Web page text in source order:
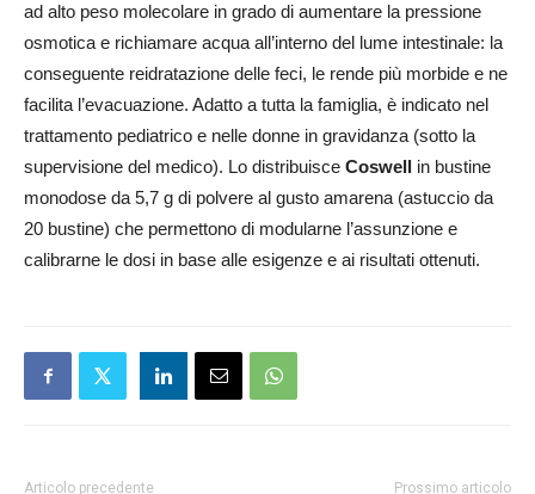
ad alto peso molecolare in grado di aumentare la pressione
osmotica e richiamare acqua all’interno del lume intestinale: la
conseguente reidratazione delle feci, le rende più morbide e ne
facilita l’evacuazione. Adatto a tutta la famiglia, è indicato nel
trattamento pediatrico e nelle donne in gravidanza (sotto la
supervisione del medico). Lo distribuisce Coswell in bustine
monodose da 5,7 g di polvere al gusto amarena (astuccio da
20 bustine) che permettono di modularne l’assunzione e
calibrarne le dosi in base alle esigenze e ai risultati ottenuti.
Articolo precedente Prossimo articolo